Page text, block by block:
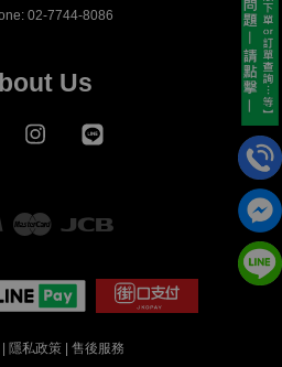
02-7744-8086
Us
Facebook Instagram
Visa Master
隱私政策 售後服務